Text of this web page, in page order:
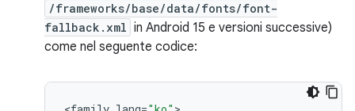
/frameworks/base/data/fonts/font-
fallback.xml in Android 15 e versioni successive)
come nel seguente codice: